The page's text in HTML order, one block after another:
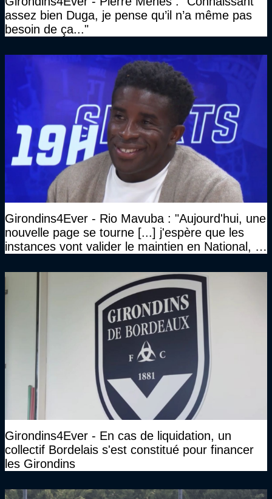
assez bien Duga, je pense qu’il n’a même pas
besoin de ça..."
Girondins4Ever - Rio Mavuba : "Aujourd'hui, une
nouvelle page se tourne [...] j'espère que les
instances vont valider le maintien en National, et
haut niveau"
Girondins4Ever - En cas de liquidation, un
collectif Bordelais s'est constitué pour financer
les Girondins